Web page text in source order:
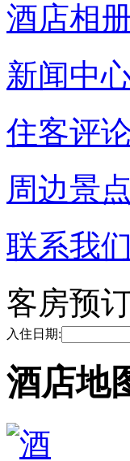
酒店相
新闻中
住客评
周边景点
联系我们
客房预
入住日期:
酒店地